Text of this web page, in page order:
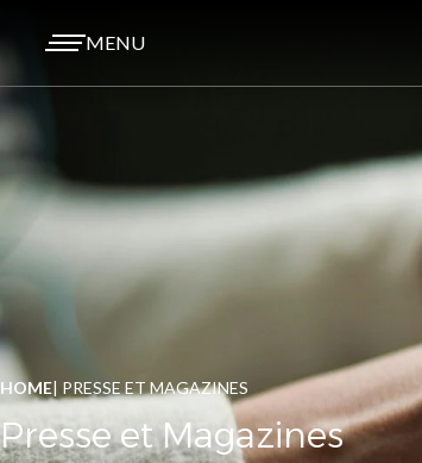
MENU
HOME PRESSE ET MAGAZINES
Presse et Magazines